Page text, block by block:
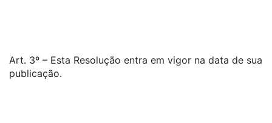
Art. 3º – Esta Resolução entra em vigor na data de sua
publicação.